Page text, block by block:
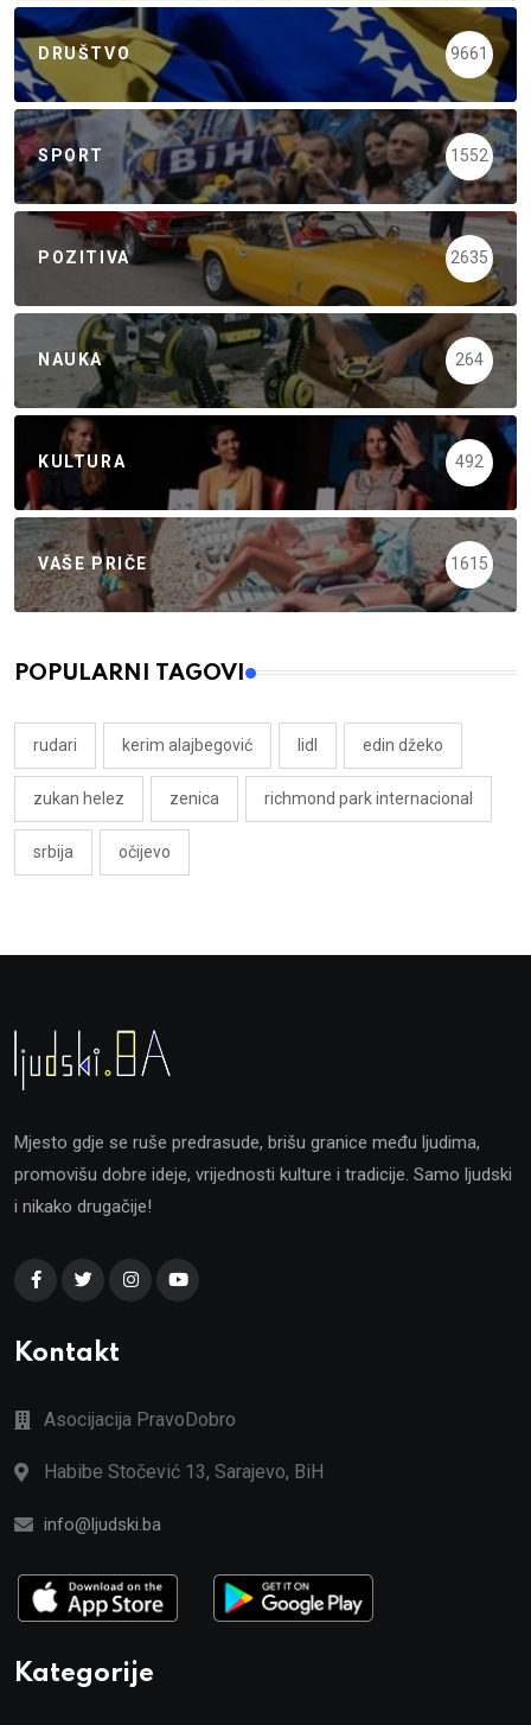
DRUŠTVO 9661
SPORT 1552
POZITIVA 2635
NAUKA 264
KULTURA 492
VAŠE PRIČE 1615
POPULARNI TAGOVI
rudari kerim alajbegović lidl edin džeko
zukan helez zenica richmond park internacional
srbija očijevo
Mjesto gdje se ruše predrasude, brišu granice među ljudima,
promovišu dobre ideje, vrijednosti kulture i tradicije. Samo ljudski
i nikako drugačije!
Kontakt
Asocijacija PravoDobro
Habibe Stočević 13, Sarajevo, BiH
info@ljudski.ba
Kategorije